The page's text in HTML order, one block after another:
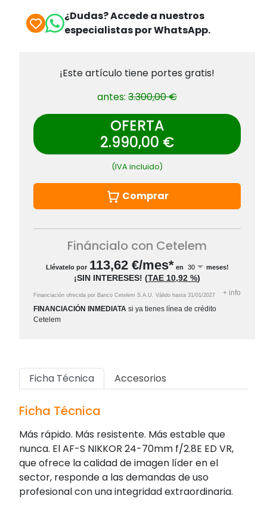
¿Dudas? Accede a nuestros
especialistas por WhatsApp.
¡Este artículo tiene portes gratis!
antes: 3.300,00 €
OFERTA
2.990,00 €
(IVA incluido)
Comprar
Fináncialo con Cetelem
Llévatelo por 113,62€/mes* en meses!
¡SIN INTERESES! (TAE 10,92 %)
Financiación ofrecida por Banco Cetelem S.A.U. Válido hasta 31/01/2027 + info
FINANCIACIÓN INMEDIATA si ya tienes línea de crédito
Cetelem
Ficha Técnica Accesorios
Ficha Técnica
Más rápido. Más resistente. Más estable que
nunca. El AF-S NIKKOR 24-70mm f/2.8E ED VR,
que ofrece la calidad de imagen líder en el
sector, responde a las demandas de uso
profesional con una integridad extraordinaria.